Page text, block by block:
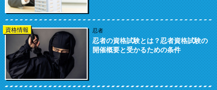
資格情報 忍者
忍者の資格試験とは？忍者資格試験の
開催概要と受かるための条件